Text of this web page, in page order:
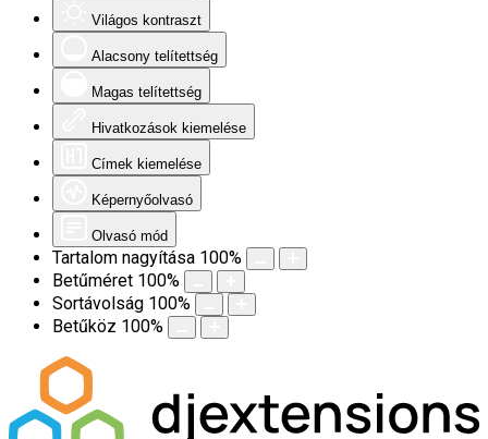
Világos kontraszt
Alacsony telítettség
Magas telítettség
Hivatkozások kiemelése
Címek kiemelése
Képernyőolvasó
Olvasó mód
Tartalom nagyítása 100%
Betűméret 100%
Sortávolság 100%
Betűköz 100%